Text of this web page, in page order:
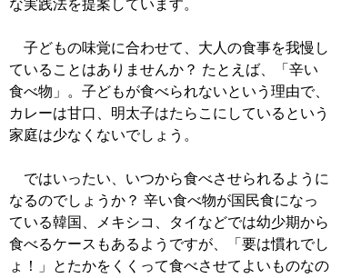
な実践法を提案しています。
子どもの味覚に合わせて、大人の食事を我慢し
ていることはありませんか？ たとえば、「辛い
食べ物」。子どもが食べられないという理由で、
カレーは甘口、明太子はたらこにしているという
家庭は少なくないでしょう。
ではいったい、いつから食べさせられるように
なるのでしょうか？ 辛い食べ物が国民食になっ
ている韓国、メキシコ、タイなどでは幼少期から
食べるケースもあるようですが、「要は慣れでし
ょ！」とたかをくくって食べさせてよいものなの